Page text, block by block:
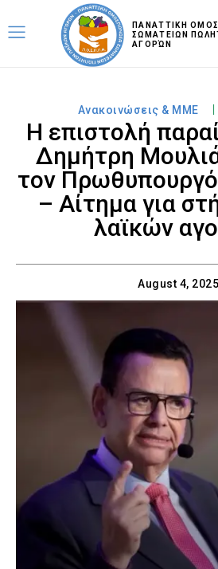
ΠΑΝΑΤΤΙΚΗ
ΣΩΜΑΤΕΙΩΝ
ΑΓΟΡΏΝ
Ανακοινώσεις & MME
Η επιστολή
Δημήτρη
τον
– Αίτημα για
λαϊκών
August 4, 2025